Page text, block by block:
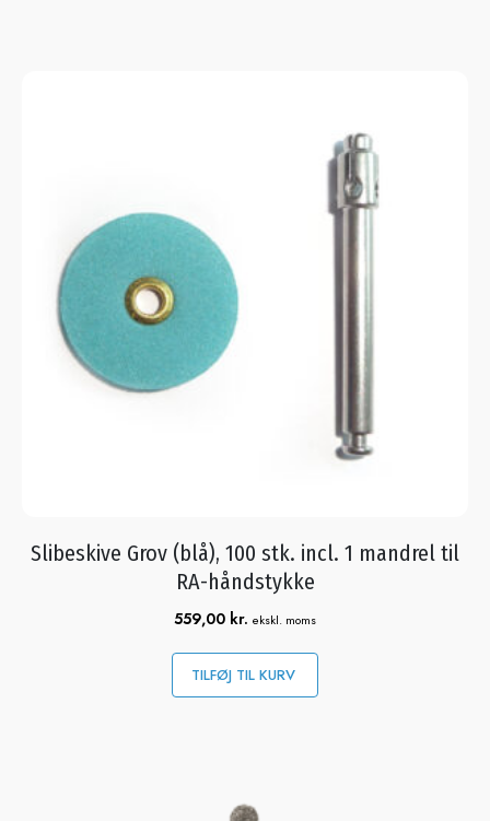
Slibeskive Grov (blå), 100 stk. incl. 1 mandrel til
RA-håndstykke
559,00 kr. ekskl. moms
TILFØJ TIL KURV